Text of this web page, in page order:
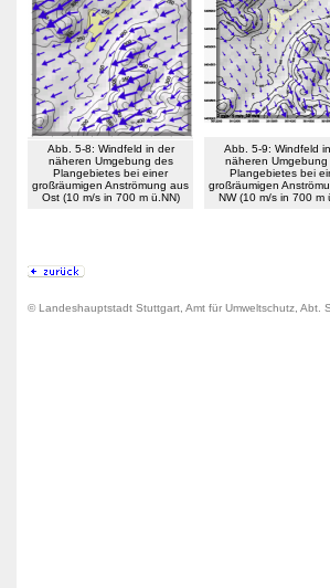
Abb. 5-8: Windfeld in der
näheren Umgebung des
Plangebietes bei einer
großräumigen Anströmung aus
Ost (10 m/s in 700 m ü.NN)
Abb. 5-9: Windfeld
näheren Umgebung
Plangebietes bei
großräumigen
NW (10 m/s in 700 m
© Landeshauptstadt Stuttgart, Amt für Umweltschutz, Abt.